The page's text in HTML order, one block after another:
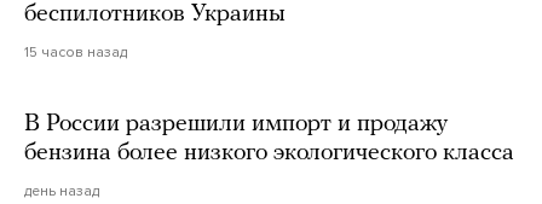
беспилотников Украины
15 часов назад
В России разрешили импорт и продажу
бензина более низкого экологического класса
день назад